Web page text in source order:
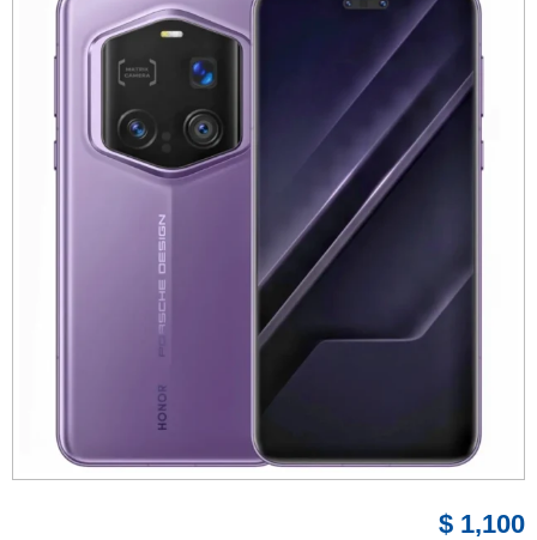
1,100 $